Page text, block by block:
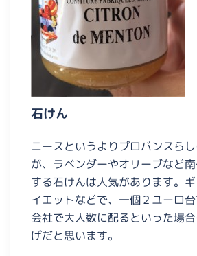
石けん
ニースというよりプロバンスら
が、ラベンダーやオリーブなど
する石けんは人気があります。
イエットなどで、一個２ユーロ台
会社で大人数に配るといった場
げだと思います。